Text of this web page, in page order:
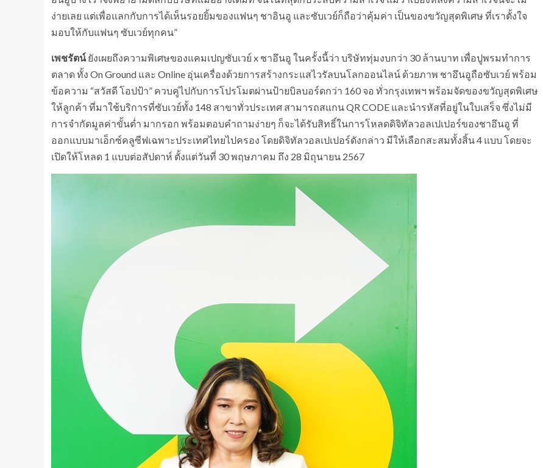
ง่ายเลย แต่เพื่อแลกกับการได้เห็นรอยยิ้มของแฟนๆ ชาอินอู และซับเวย์ก็ถือว่าคุ้มค่า เป็นของขวัญสุดพิเศษ ที่เราตั้งใจ
มอบให้กับแฟนๆ ซับเวย์ทุกคน”
เพชรัตน์ยังเผยถึงความพิเศษของแคมเปญซับเวย์ x ชาอึนอู ในครั้งนี้ว่า บริษัททุ่มงบกว่า 30 ล้านบาท เพื่อปูพรมทำการ
ตลาด ทั้ง On Ground และ Online อุ่นเครื่องด้วยการสร้างกระแสไวรัลบนโลกออนไลน์ ด้วยภาพ ชาอึนอูถือซับเวย์ พร้อม
ข้อความ “สวัสดี โอปป้า” ควบคู่ไปกับการโปรโมตผ่านป้ายบิลบอร์ดกว่า 160 จอ ทั่วกรุงเทพฯ พร้อมจัดของขวัญสุดพิเศษ
ให้ลูกค้า ที่มาใช้บริการที่ซับเวย์ทั้ง 148 สาขาทั่วประเทศ สามารถสแกน QR CODE และนำรหัสที่อยู่ในใบเสร็จ ซึ่งไม่มี
การจำกัดมูลค่าขั้นต่ำ มากรอก พร้อมตอบคำถามง่ายๆ ก็จะได้รับสิทธิ์ในการโหลดดิจิทัลวอลเปเปอร์ของชาอึนอู ที่
ออกแบบมาเอ็กซ์คลูซีฟเฉพาะประเทศไทยไปครอง โดยดิจิทัลวอลเปเปอร์ดังกล่าว มีให้เลือกสะสมทั้งสิ้น 4 แบบ โดยจะ
เปิดให้โหลด 1 แบบต่อสัปดาห์ ตั้งแต่วันที่ 30 พฤษภาคม ถึง 28 มิถุนายน 2567